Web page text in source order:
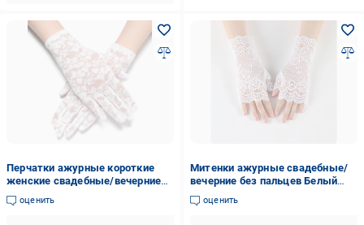
Перчатки ажурные короткие
женские свадебные/вечерние
Белый (139)
оценить
Митенки ажурные свадебные/
вечерние без пальцев Белый
(146)
оценить